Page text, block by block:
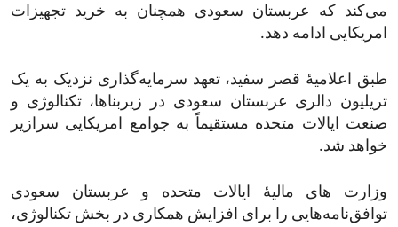
می‌کند که عربستان سعودی همچنان به خرید تجهیزات
امریکایی ادامه دهد.
طبق اعلامیۀ قصر سفید، تعهد سرمایه‌گذاری نزدیک به یک
تریلیون دالری عربستان سعودی در زیربنا‌ها، تکنالوژی و
صنعت ایالات متحده مستقیماً به جوامع امریکایی سرازیر
خواهد شد.
وزارت های مالیۀ ایالات متحده و عربستان سعودی
توافق‌نامه‌هایی را برای افزایش همکاری در بخش تکنالوژی،